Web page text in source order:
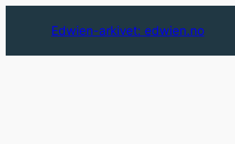
Edwien-arkivet: edwien.no